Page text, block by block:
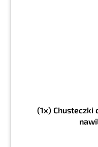
(1x) Chusteczki